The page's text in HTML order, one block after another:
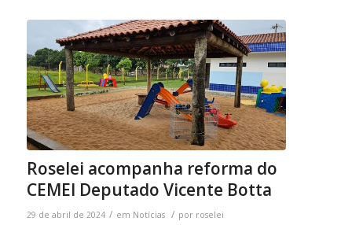
Roselei acompanha reforma do
CEMEI Deputado Vicente Botta
29 de abril de 2024 / em Notícias / por roselei